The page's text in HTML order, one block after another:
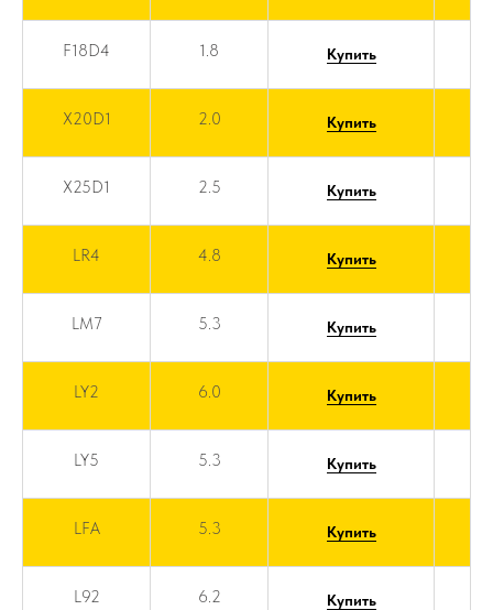
F18D4 1.8 Купить
X20D1 2.0 Купить
X25D1 2.5 Купить
LR4 4.8 Купить
LM7 5.3 Купить
LY2 6.0 Купить
LY5 5.3 Купить
LFA 5.3 Купить
L92 6.2 Купить